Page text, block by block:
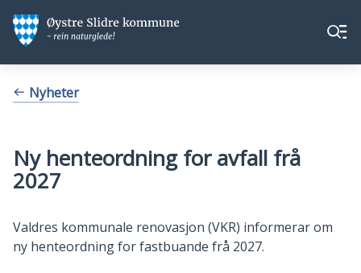
Øystre
Slidre
kommune
Øystre
Slidre
Meny
Du Nyheter
Ny henteordning for avfall frå
2027
Valdres kommunale renovasjon (VKR) informerar om
ny henteordning for fastbuande frå 2027.